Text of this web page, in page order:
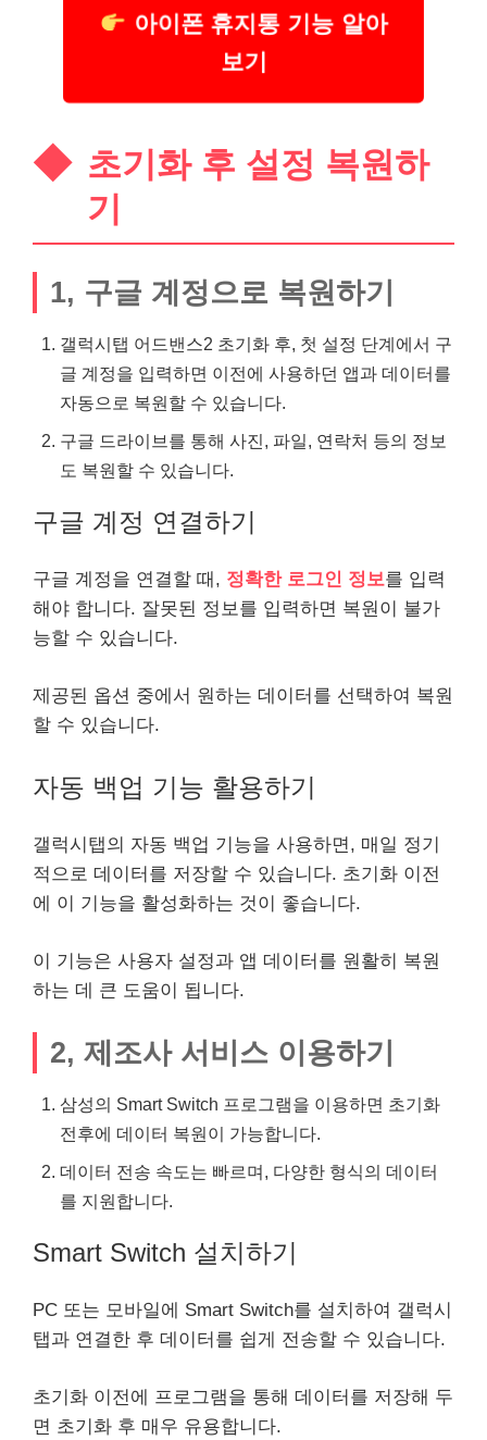
아이폰 휴지통 기능 알아
보기
초기화 후 설정 복원하
기
1, 구글 계정으로 복원하기
갤럭시탭 어드밴스2 초기화 후, 첫 설정 단계에서 구
글 계정을 입력하면 이전에 사용하던 앱과 데이터를
자동으로 복원할 수 있습니다.
구글 드라이브를 통해 사진, 파일, 연락처 등의 정보
도 복원할 수 있습니다.
구글 계정 연결하기
구글 계정을 연결할 때, 정확한 로그인 정보를 입력
해야 합니다. 잘못된 정보를 입력하면 복원이 불가
능할 수 있습니다.
제공된 옵션 중에서 원하는 데이터를 선택하여 복원
할 수 있습니다.
자동 백업 기능 활용하기
갤럭시탭의 자동 백업 기능을 사용하면, 매일 정기
적으로 데이터를 저장할 수 있습니다. 초기화 이전
에 이 기능을 활성화하는 것이 좋습니다.
이 기능은 사용자 설정과 앱 데이터를 원활히 복원
하는 데 큰 도움이 됩니다.
2, 제조사 서비스 이용하기
삼성의 Smart Switch 프로그램을 이용하면 초기화
전후에 데이터 복원이 가능합니다.
데이터 전송 속도는 빠르며, 다양한 형식의 데이터
를 지원합니다.
Smart Switch 설치하기
PC 또는 모바일에 Smart Switch를 설치하여 갤럭시
탭과 연결한 후 데이터를 쉽게 전송할 수 있습니다.
초기화 이전에 프로그램을 통해 데이터를 저장해 두
면 초기화 후 매우 유용합니다.